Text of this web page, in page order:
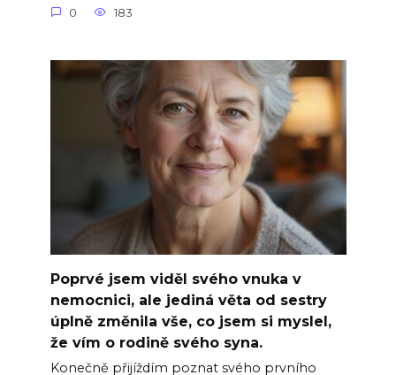
0 183
Poprvé jsem viděl svého vnuka v
nemocnici, ale jediná věta od sestry
úplně změnila vše, co jsem si myslel,
že vím o rodině svého syna.
Konečně přijíždím poznat svého prvního